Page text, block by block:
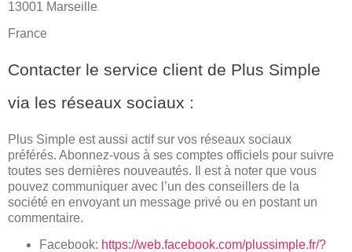
13001 Marseille
France
Contacter le service client de Plus Simple
via les réseaux sociaux :
Plus Simple est aussi actif sur vos réseaux sociaux
préférés. Abonnez-vous à ses comptes officiels pour suivre
toutes ses dernières nouveautés. Il est à noter que vous
pouvez communiquer avec l’un des conseillers de la
société en envoyant un message privé ou en postant un
commentaire.
Facebook: https://web.facebook.com/plussimple.fr/?